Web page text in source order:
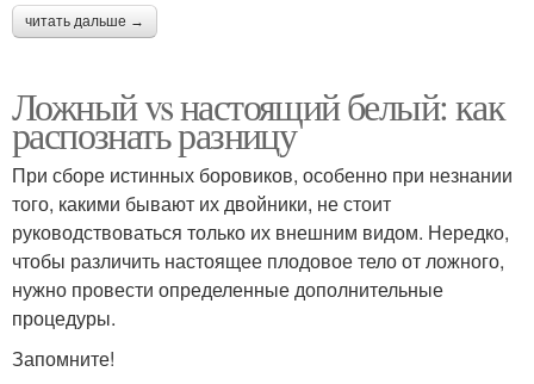
читать дальше →
Ложный vs настоящий белый: как
распознать разницу
При сборе истинных боровиков, особенно при незнании
того, какими бывают их двойники, не стоит
руководствоваться только их внешним видом. Нередко,
чтобы различить настоящее плодовое тело от ложного,
нужно провести определенные дополнительные
процедуры.
Запомните!